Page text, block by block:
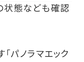
状態なども確認
パノラマエック